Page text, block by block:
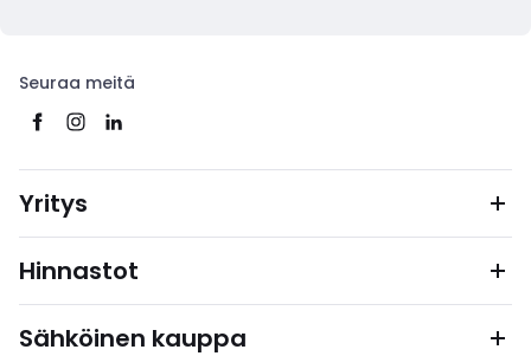
Seuraa meitä
Yritys
Hinnastot
Sähköinen kauppa